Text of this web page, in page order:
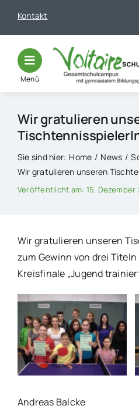
Kontakt
Menü
Wir gratulieren
Sie sind hier: Home News
Wir gratulieren unseren
Veröffentlicht am: 15. Dezember
Wir gratulieren unseren
zum Gewinn von drei
Kreisfinale „Jugend
Andreas Balcke